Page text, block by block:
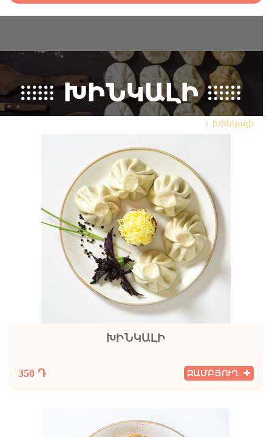
խինկալի
ԽԻՆԿԱԼԻ
ԽԻՆԿԱԼԻ
350 Դ ԶԱՄԲՅՈՒՂ